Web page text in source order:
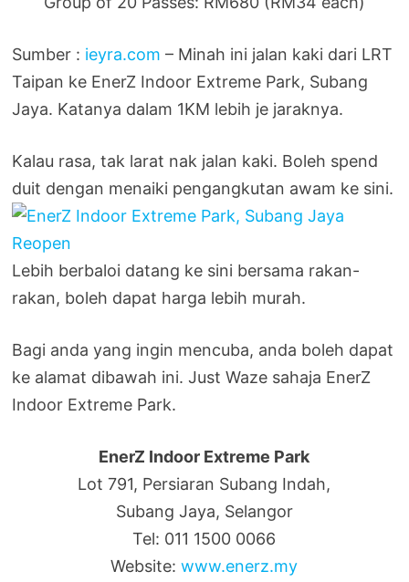
Sumber : ieyra.com – Minah ini jalan kaki dari LRT
Taipan ke EnerZ Indoor Extreme Park, Subang
Jaya. Katanya dalam 1KM lebih je jaraknya.
Kalau rasa, tak larat nak jalan kaki. Boleh spend
duit dengan menaiki pengangkutan awam ke sini.
Lebih berbaloi datang ke sini bersama rakan-
rakan, boleh dapat harga lebih murah.
Bagi anda yang ingin mencuba, anda boleh dapat
ke alamat dibawah ini. Just Waze sahaja EnerZ
Indoor Extreme Park.
EnerZ Indoor Extreme Park
Lot 791, Persiaran Subang Indah,
Subang Jaya, Selangor
Tel: 011 1500 0066
Website:www.enerz.my